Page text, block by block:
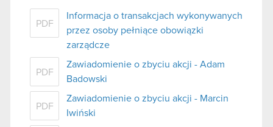
PDF
Informacja o transakcjach wykonywanych
przez osoby pełniące obowiązki
zarządcze
PDF
Zawiadomienie o zbyciu akcji - Adam
Badowski
PDF
Zawiadomienie o zbyciu akcji - Marcin
Iwiński